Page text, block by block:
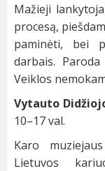
Mažieji
procesą,
paminėti, bei
darbais.
Veiklos
Vytauto
10–17 val.
Karo
Lietuvos